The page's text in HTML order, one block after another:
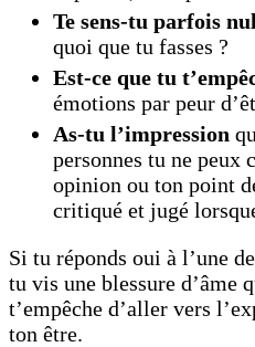
Te sens-tu parfois nul
quoi que tu fasses ?
Est-ce que tu
émotions par peur
As-tu l’impression
personnes tu ne
opinion ou ton point
critiqué et jugé
Si tu réponds oui à l’une
tu vis une blessure d’âme
t’empêche d’aller vers
ton être.